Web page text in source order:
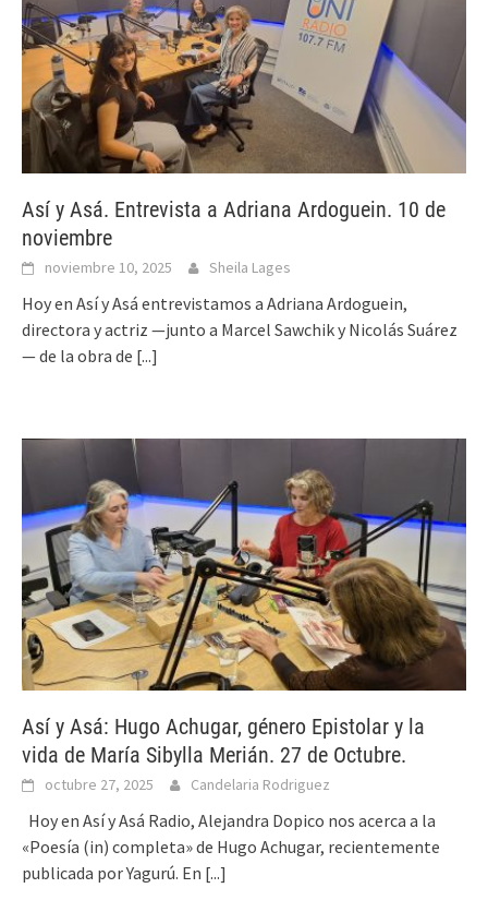
Así y Asá. Entrevista a Adriana Ardoguein. 10 de
noviembre
noviembre 10, 2025 Sheila Lages
Hoy en Así y Asá entrevistamos a Adriana Ardoguein,
directora y actriz —junto a Marcel Sawchik y Nicolás Suárez
— de la obra de [...]
Así y Asá: Hugo Achugar, género Epistolar y la
vida de María Sibylla Merián. 27 de Octubre.
octubre 27, 2025 Candelaria Rodriguez
Hoy en Así y Asá Radio, Alejandra Dopico nos acerca a la
«Poesía (in) completa» de Hugo Achugar, recientemente
publicada por Yagurú. En [...]